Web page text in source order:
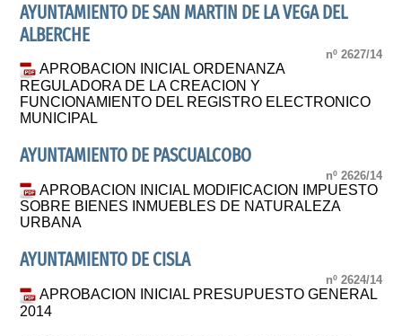
AYUNTAMIENTO DE SAN MARTIN DE LA VEGA DEL
ALBERCHE
nº 2627/14
APROBACION INICIAL ORDENANZA
REGULADORA DE LA CREACION Y
FUNCIONAMIENTO DEL REGISTRO ELECTRONICO
MUNICIPAL
AYUNTAMIENTO DE PASCUALCOBO
nº 2626/14
APROBACION INICIAL MODIFICACION IMPUESTO
SOBRE BIENES INMUEBLES DE NATURALEZA
URBANA
AYUNTAMIENTO DE CISLA
nº 2624/14
APROBACION INICIAL PRESUPUESTO GENERAL
2014